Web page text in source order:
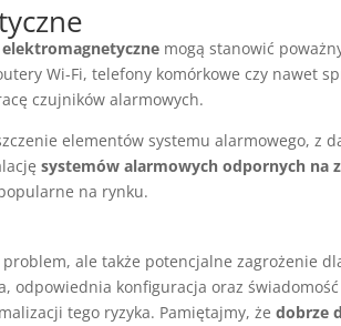
elektromagnetyczne mogą stanowić
Wi-Fi, telefony komórkowe czy nawet
czujników alarmowych.
elementów systemu alarmowego, z
systemów alarmowych odpornych na
na rynku.
ale także potencjalne zagrożenie
odpowiednia konfiguracja oraz
tego ryzyka. Pamiętajmy, że dobrze